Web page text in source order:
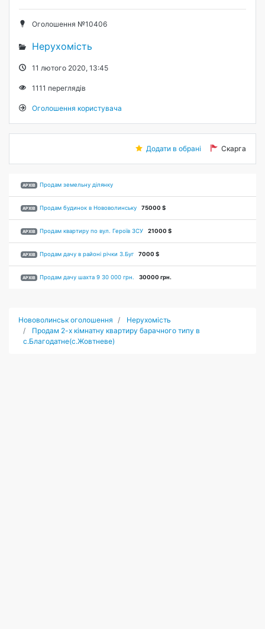
Оголошення №10406
Нерухомість
11 лютого 2020, 13:45
1111 переглядів
Оголошення користувача
Скарга
Додати в обрані
АРХІВ Продам земельну ділянку
АРХІВ Продам будинок в Нововолинську 75000 $
АРХІВ Продам квартиру по вул. Героїв ЗСУ 21000 $
АРХІВ Продам дачу в районі річки З.Буг 7000 $
АРХІВ Продам дачу шахта 9 30 000 грн. 30000 грн.
Нововолинськ оголошення
Нерухомість
Продам 2-х кімнатну квартиру барачного типу в
с.Благодатне(с.Жовтневе)